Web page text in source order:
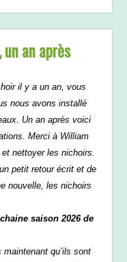
an après
il y a un an, vous
nous avons installé
Un an après voici
Merci à William
nettoyer les nichoirs.
petit retour écrit et de
nouvelle, les nichoirs
saison 2026 de
qu’ils sont